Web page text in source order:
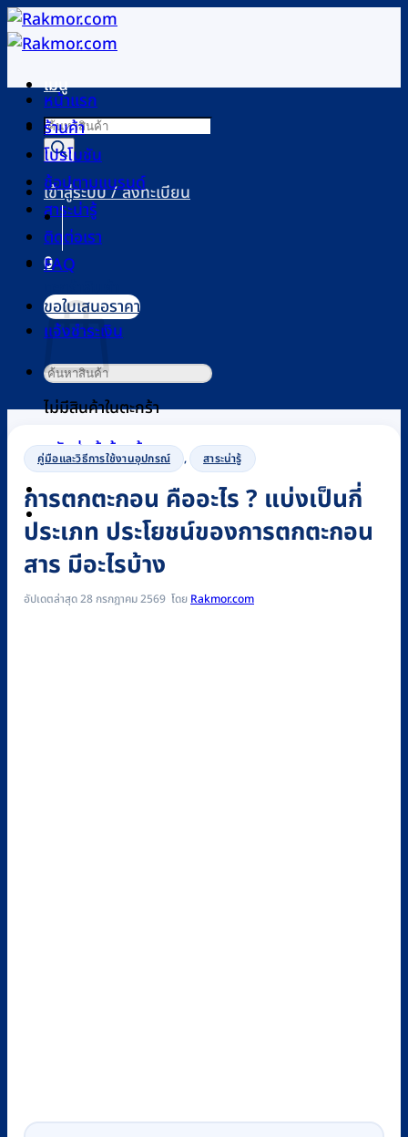
ข้าม
ไป
เนื้อหาเมนู
Products
search
เข้าสู่ระบบ / ลงทะเบียน
0
ไม่มีสินค้าในตะกร้า
กลับสู่หน้าร้านค้า
0
หน้าแรก
ร้านค้า
โปรโมชัน
ช้อปตามแบรนด์
สาระน่ารู้
ติดต่อเรา
FAQ
ขอใบเสนอราคา
แจ้งชำระเงิน
ค้นหา:
คู่มือและวิธีการใช้งานอุปกรณ์ , สาระน่ารู้
การตกตะกอน คืออะไร ? แบ่งเป็นกี่
ประเภท ประโยชน์ของการตกตะกอน
สาร มีอะไรบ้าง
อัปเดตล่าสุด 28 กรกฎาคม 2569 Rakmor.com